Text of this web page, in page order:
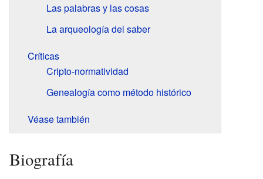
Las palabras y las cosas
La arqueología del saber
Críticas
Cripto-normatividad
Genealogía como método histórico
Véase también
Biografía